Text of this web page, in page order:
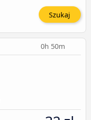
Szukaj
0h 50m